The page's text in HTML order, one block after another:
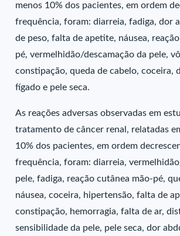
menos 10% dos pacientes, em ordem
frequência, foram: diarreia, fadiga, dor
de peso, falta de apetite, náusea,
pé, vermelhidão/descamação da pele,
constipação, queda de cabelo, coceira,
fígado e pele seca.
As reações adversas observadas em
tratamento de câncer renal, relatadas
10% dos pacientes, em ordem
frequência, foram: diarreia,
pele, fadiga, reação cutânea mão-pé,
náusea, coceira, hipertensão, falta de
constipação, hemorragia, falta de ar,
sensibilidade da pele, pele seca, dor